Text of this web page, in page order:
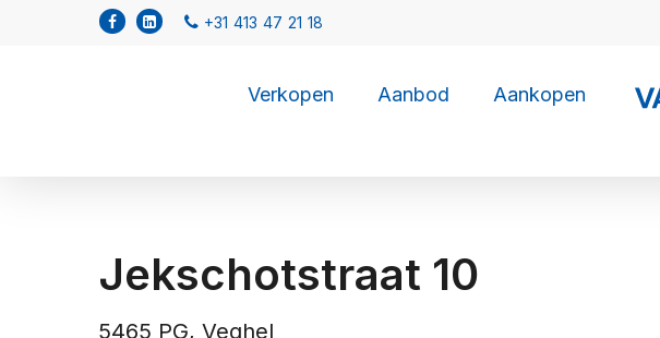
Verkopen Aanbod Aankopen
Jekschotstraat 10
5465 PG, Veghel